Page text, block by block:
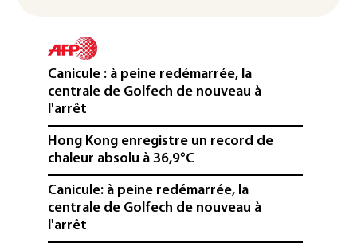
Canicule : à peine redémarrée, la
centrale de Golfech de nouveau à
l'arrêt
Hong Kong enregistre un record de
chaleur absolu à 36,9°C
Canicule: à peine redémarrée, la
centrale de Golfech de nouveau à
l'arrêt